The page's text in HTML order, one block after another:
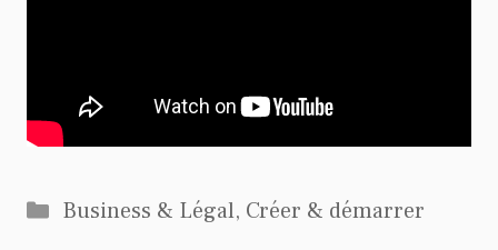
Catégories
Business & Légal, Créer & démarrer